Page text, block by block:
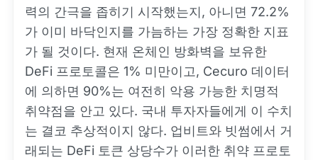
력의 간극을 좁히기 시작했는지, 아니면 72.2%
가 이미 바닥인지를 가늠하는 가장 정확한 지표
가 될 것이다. 현재 온체인 방화벽을 보유한
DeFi 프로토콜은 1% 미만이고, Cecuro 데이터
에 의하면 90%는 여전히 악용 가능한 치명적
취약점을 안고 있다. 국내 투자자들에게 이 수치
는 결코 추상적이지 않다. 업비트와 빗썸에서 거
래되는 DeFi 토큰 상당수가 이러한 취약 프로토